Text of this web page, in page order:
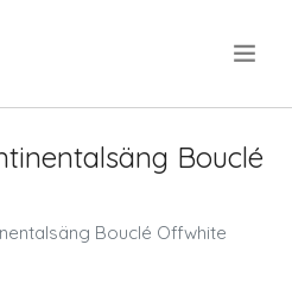
Bouclé
Bouclé Offwhite